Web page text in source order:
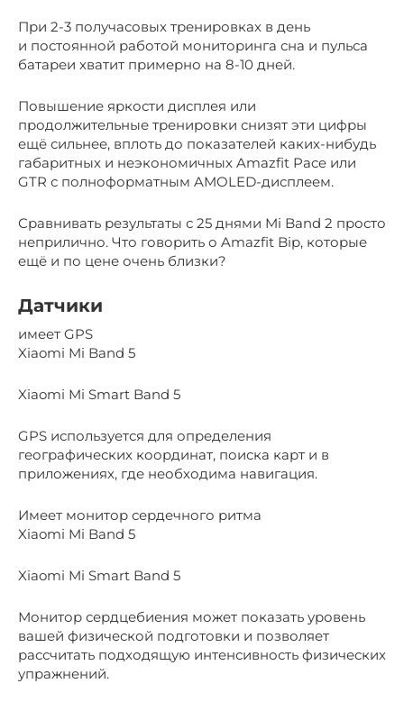
При 2-3 получасовых тренировках в день
и постоянной работой мониторинга сна и пульса
батареи хватит примерно на 8-10 дней.
Повышение яркости дисплея или
продолжительные тренировки снизят эти цифры
ещё сильнее, вплоть до показателей каких-нибудь
габаритных и неэкономичных Amazfit Pace или
GTR с полноформатным AMOLED-дисплеем.
Сравнивать результаты с 25 днями Mi Band 2 просто
неприлично. Что говорить о Amazfit Bip, которые
ещё и по цене очень близки?
Датчики
имеет GPS
Xiaomi Mi Band 5
Xiaomi Mi Smart Band 5
GPS используется для определения
географических координат, поиска карт и в
приложениях, где необходима навигация.
Имеет монитор сердечного ритма
Xiaomi Mi Band 5
Xiaomi Mi Smart Band 5
Монитор сердцебиения может показать уровень
вашей физической подготовки и позволяет
рассчитать подходящую интенсивность физических
упражнений.